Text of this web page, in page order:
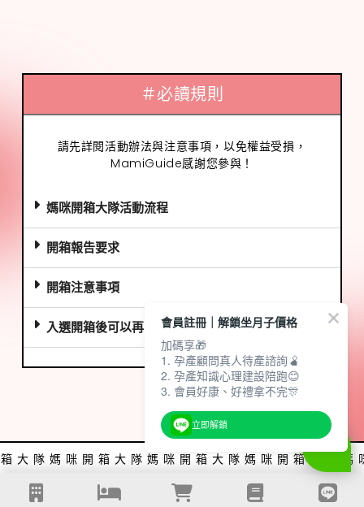
＃必讀規則
請先詳閱活動辦法與注意事項，以免權益受損，
MamiGuide感謝您參與！
媽咪開箱大隊活動流程
開箱報告要求
開箱注意事項
入選開箱後可以再申請下次的開箱活動嗎？
大隊 媽咪開箱大隊 媽咪開箱大隊 媽咪開箱大隊
會員註冊｜解鎖坐月子價格
加碼享🎁
1. 孕產顧問真人待產諮詢🫄
2. 孕產知識心理建設陪跑😊
3. 會員好康、好禮拿不完🎊
立即解鎖